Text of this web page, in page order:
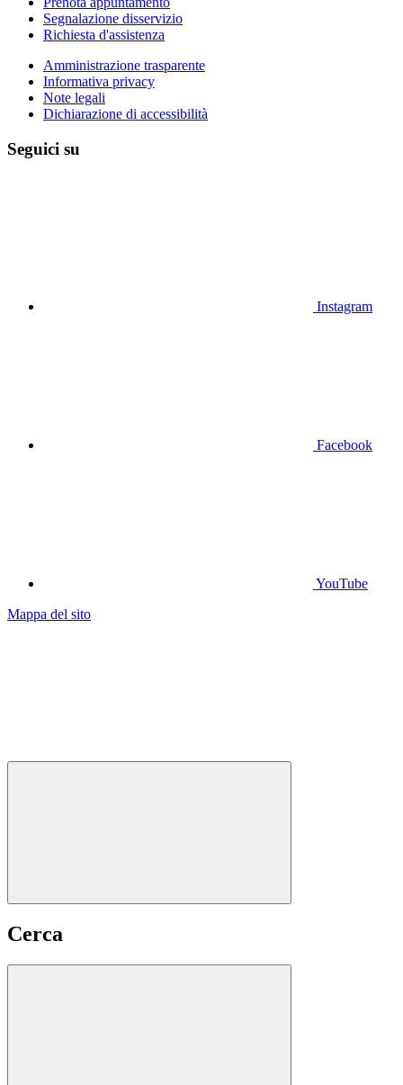
Segnalazione disservizio
Richiesta d'assistenza
Amministrazione trasparente
Informativa privacy
Note legali
Dichiarazione di accessibilità
Seguici su
Instagram
Facebook
YouTube
Mappa del sito
Cerca